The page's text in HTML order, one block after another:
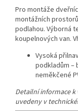
Pro montáže
montážních
podlahou. Výborná
koupelnových van.
Vysoká
podkladům –
neměkčené
Detailní informace
uvedeny v